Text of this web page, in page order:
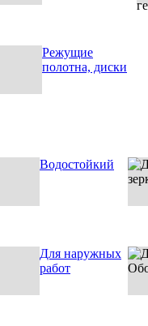
Режущие
полотна, диски
Водостойкий
Для наружных
работ